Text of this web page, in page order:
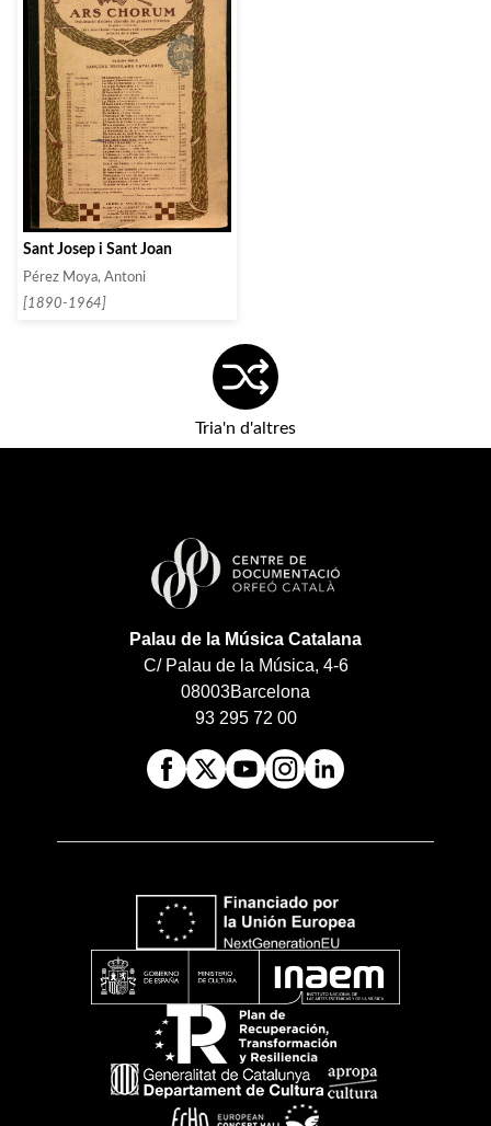
Sant Josep i Sant Joan
Pérez Moya, Antoni
[1890-1964]
Tria'n d'altres
Palau de la Música Catalana
C/ Palau de la Música, 4-6
08003Barcelona
93 295 72 00